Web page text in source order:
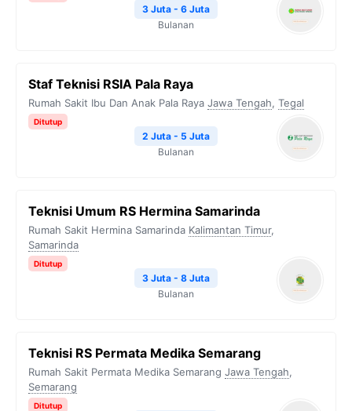
3 Juta - 6 Juta
Bulanan
Staf Teknisi RSIA Pala Raya
Rumah Sakit Ibu Dan Anak Pala Raya Jawa Tengah, Tegal
Ditutup
2 Juta - 5 Juta
Bulanan
Teknisi Umum RS Hermina Samarinda
Rumah Sakit Hermina Samarinda Kalimantan Timur,
Samarinda
Ditutup
3 Juta - 8 Juta
Bulanan
Teknisi RS Permata Medika Semarang
Rumah Sakit Permata Medika Semarang Jawa Tengah,
Semarang
Ditutup